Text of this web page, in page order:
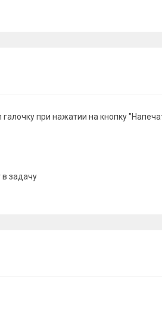
при нажатии на кнопку
в задачу